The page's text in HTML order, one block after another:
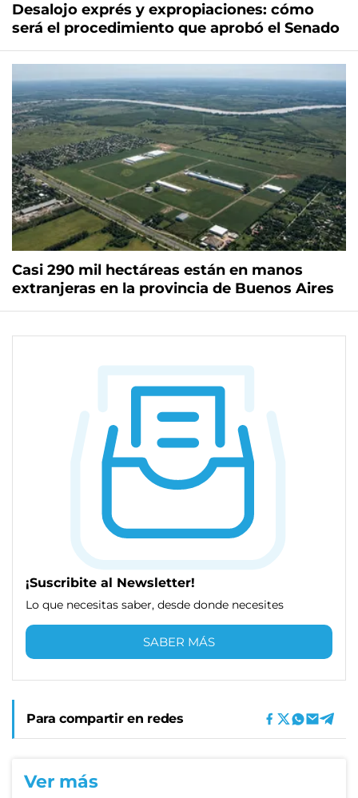
Desalojo exprés y expropiaciones: cómo
será el procedimiento que aprobó el Senado
Casi 290 mil hectáreas están en manos
extranjeras en la provincia de Buenos Aires
¡Suscribite al Newsletter!
Lo que necesitas saber, desde donde necesites
SABER MÁS
Para compartir en redes
Ver más